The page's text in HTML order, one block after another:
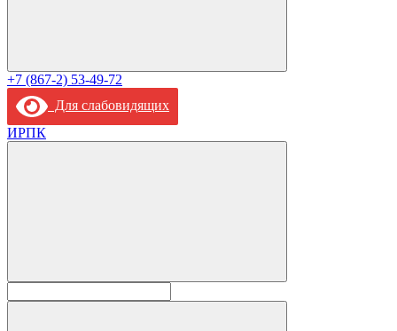
+7 (867-2) 53-49-72
Для слабовидящих
ИРПК